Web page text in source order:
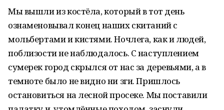
Мы вышли из костёла, который в тот день
ознаменовывал конец наших скитаний с
мольбертами и кистями. Ночлега, как и людей,
поблизости не наблюдалось. С наступлением
сумерек город скрылся от нас за деревьями, а в
темноте было не видно ни зги. Пришлось
остановиться на лесной просеке. Мы поставили